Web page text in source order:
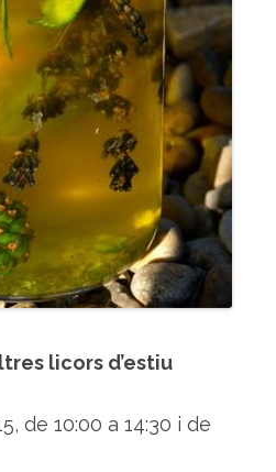
e
s
i
c
o
r
s
d
s
t
i
u
licors d’estiu
de 10:00 a 14:30 i de